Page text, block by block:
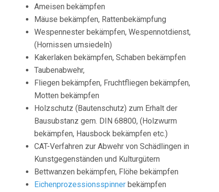
Ameisen bekämpfen
Mäuse bekämpfen, Rattenbekämpfung
Wespennester bekämpfen, Wespennotdienst,
(Hornissen umsiedeln)
Kakerlaken bekämpfen, Schaben bekämpfen
Taubenabwehr,
Fliegen bekämpfen, Fruchtfliegen bekämpfen,
Motten bekämpfen
Holzschutz (Bautenschutz) zum Erhalt der
Bausubstanz gem. DIN 68800, (Holzwurm
bekämpfen, Hausbock bekämpfen etc.)
CAT-Verfahren zur Abwehr von Schädlingen in
Kunstgegenständen und Kulturgütern
Bettwanzen bekämpfen, Flöhe bekämpfen
Eichenprozessionsspinner bekämpfen